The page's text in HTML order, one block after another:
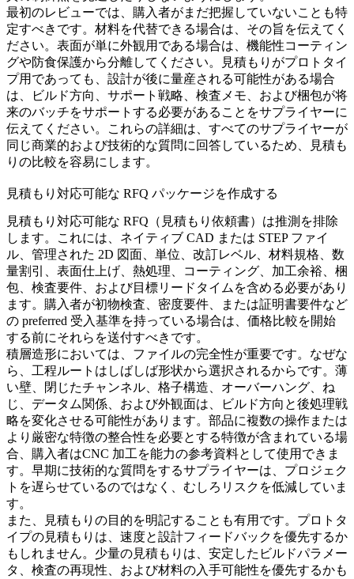
最初のレビューでは、購入者がまだ把握していないことも特
定すべきです。材料を代替できる場合は、その旨を伝えてく
ださい。表面が単に外観用である場合は、機能性コーティン
グや防食保護から分離してください。見積もりがプロトタイ
プ用であっても、設計が後に量産される可能性がある場合
は、ビルド方向、サポート戦略、検査メモ、および梱包が将
来のバッチをサポートする必要があることをサプライヤーに
伝えてください。これらの詳細は、すべてのサプライヤーが
同じ商業的および技術的な質問に回答しているため、見積も
りの比較を容易にします。
見積もり対応可能な RFQ パッケージを作成する
見積もり対応可能な RFQ（見積もり依頼書）は推測を排除
します。これには、ネイティブ CAD または STEP ファイ
ル、管理された 2D 図面、単位、改訂レベル、材料規格、数
量割引、表面仕上げ、熱処理、コーティング、加工余裕、梱
包、検査要件、および目標リードタイムを含める必要があり
ます。購入者が初物検査、密度要件、または証明書要件など
の preferred 受入基準を持っている場合は、価格比較を開始
する前にそれらを送付すべきです。
積層造形においては、ファイルの完全性が重要です。なぜな
ら、工程ルートはしばしば形状から選択されるからです。薄
い壁、閉じたチャンネル、格子構造、オーバーハング、ね
じ、データム関係、および外観面は、ビルド方向と後処理戦
略を変化させる可能性があります。部品に複数の操作または
より厳密な特徴の整合性を必要とする特徴が含まれている場
合、購入者はCNC 加工を能力の参考資料として使用できま
す。早期に技術的な質問をするサプライヤーは、プロジェク
トを遅らせているのではなく、むしろリスクを低減していま
す。
また、見積もりの目的を明記することも有用です。プロトタ
イプの見積もりは、速度と設計フィードバックを優先するか
もしれません。少量の見積もりは、安定したビルドパラメー
タ、検査の再現性、および材料の入手可能性を優先するかも